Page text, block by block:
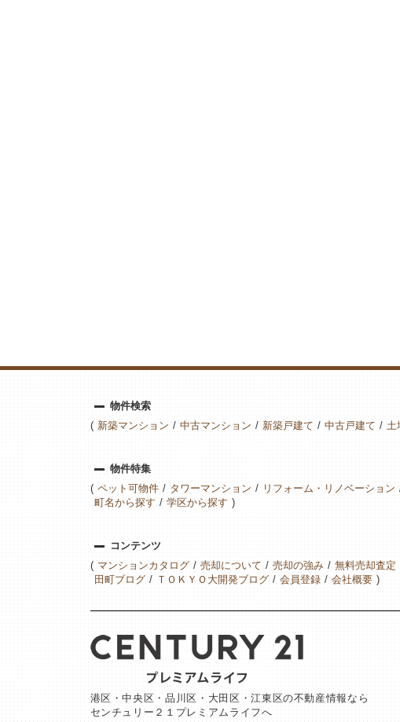
物件検索
新築マンション
中古マンション 新築戸建て 中古戸建て 土
物件特集
ペット可物件
タワーマンション リフォーム・リノベーション
町名から探す
学区から探す
コンテンツ
マンションカタログ
売却について 売却の強み 無料売却査定
田町ブログ
ＴＯＫＹＯ大開発ブログ 会員登録 会社概要
港区・中央区・品川区・大田区・江東区の不動産情報なら
センチュリー２１プレミアムライフへ